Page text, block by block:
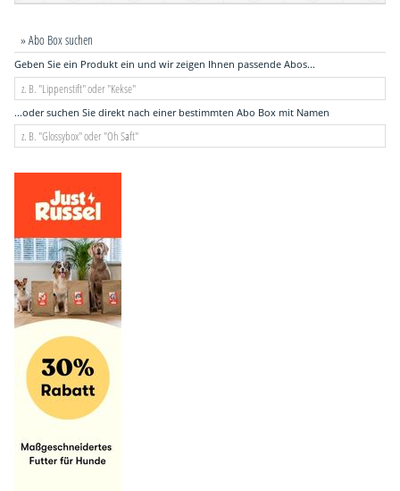
» Abo Box suchen
Geben Sie ein Produkt ein und wir zeigen Ihnen passende Abos...
...oder suchen Sie direkt nach einer bestimmten Abo Box mit Namen